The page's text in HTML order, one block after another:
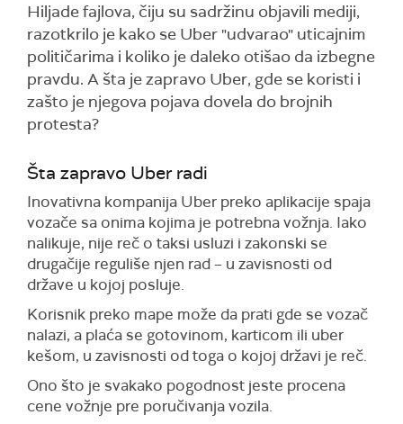
Hiljade fajlova, čiju su sadržinu objavili mediji,
razotkrilo je kako se Uber "udvarao" uticajnim
političarima i koliko je daleko otišao da izbegne
pravdu. A šta je zapravo Uber, gde se koristi i
zašto je njegova pojava dovela do brojnih
protesta?
Šta zapravo Uber radi
Inovativna kompanija Uber preko aplikacije spaja
vozače sa onima kojima je potrebna vožnja. Iako
nalikuje, nije reč o taksi usluzi i zakonski se
drugačije reguliše njen rad – u zavisnosti od
države u kojoj posluje.
Korisnik preko mape može da prati gde se vozač
nalazi, a plaća se gotovinom, karticom ili uber
kešom, u zavisnosti od toga o kojoj državi je reč.
Ono što je svakako pogodnost jeste procena
cene vožnje pre poručivanja vozila.